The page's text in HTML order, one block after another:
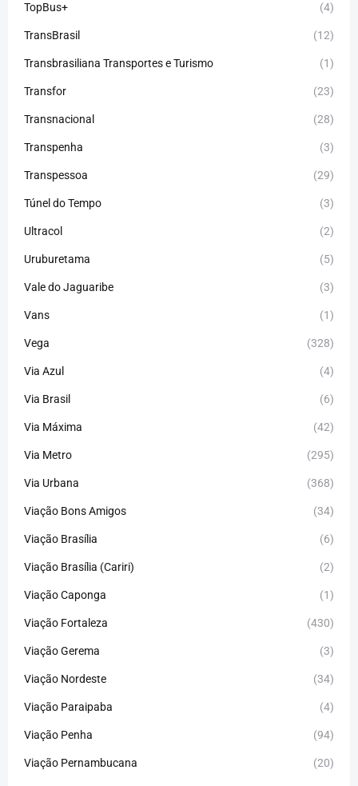
TopBus+ (4)
TransBrasil (12)
Transbrasiliana Transportes e Turismo (1)
Transfor (23)
Transnacional (28)
Transpenha (3)
Transpessoa (29)
Túnel do Tempo (3)
Ultracol (2)
Uruburetama (5)
Vale do Jaguaribe (3)
Vans (1)
Vega (328)
Via Azul (4)
Via Brasil (6)
Via Máxima (42)
Via Metro (295)
Via Urbana (368)
Viação Bons Amigos (34)
Viação Brasília (6)
Viação Brasília (Cariri) (2)
Viação Caponga (1)
Viação Fortaleza (430)
Viação Gerema (3)
Viação Nordeste (34)
Viação Paraipaba (4)
Viação Penha (94)
Viação Pernambucana (20)